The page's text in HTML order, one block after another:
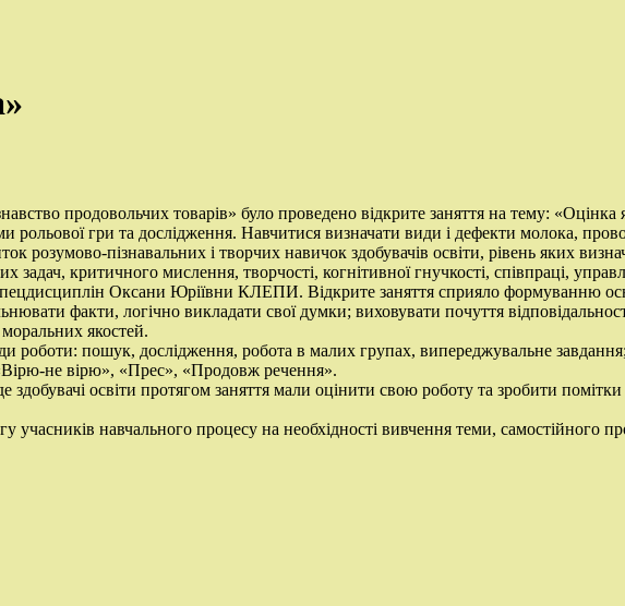
продовольчих товарів» було проведено відкрите заняття на тему: «Оцінка
рольової гри та дослідження. Навчитися визначати види і дефекти молока,
розумово-пізнавальних і творчих навичок здобувачів освіти, рівень яких
задач, критичного мислення, творчості, когнітивної гнучкості, співпраці,
Оксани Юріївни КЛЕПИ. Відкрите заняття сприяло формуванню
факти, логічно викладати свої думки; виховувати почуття
якостей.
роботи: пошук, дослідження, робота в малих групах, випереджувальне
не вірю», «Прес», «Продовж речення».
здобувачі освіти протягом заняття мали оцінити свою роботу та зробити
учасників навчального процесу на необхідності вивчення теми, самостійного